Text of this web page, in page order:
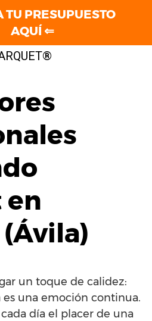
en
un toque de calidez:
una emoción continua.
día el placer de una
TU PRESUPUESTO
AQUÍ ⇐